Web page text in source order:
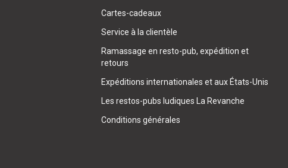
Cartes-cadeaux
Service à la clientèle
Ramassage en resto-pub, expédition et
retours
Expéditions internationales et aux États-Unis
Les restos-pubs ludiques La Revanche
Conditions générales